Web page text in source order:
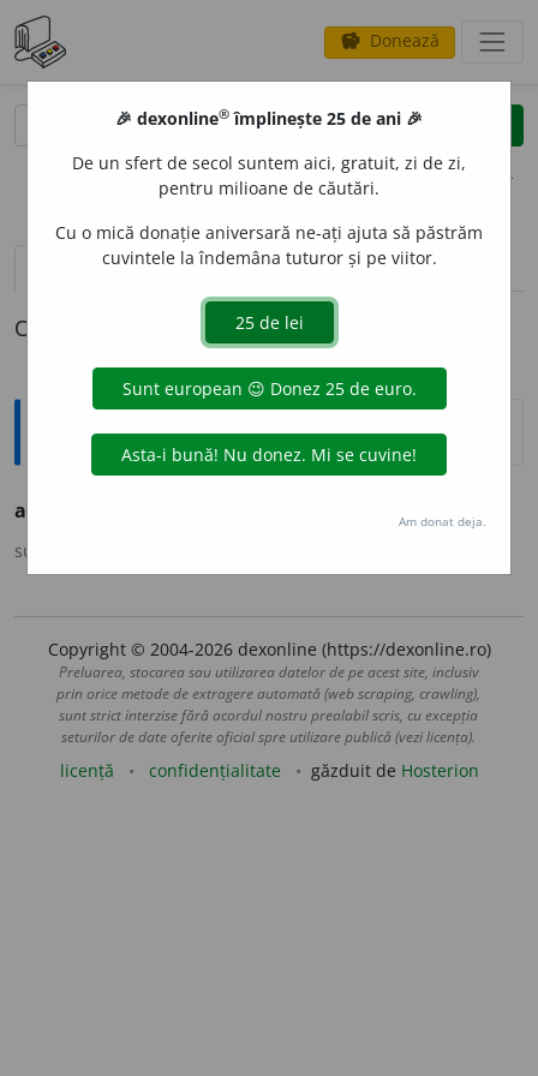
savings Donează
clear
opțiuni
definiții (1) declinări
O definiție pentru aborigenitate
Ortografice DOOM
aborigenit
sursa:
Copyright © 2004-2026 dexonline (https://dexonline.ro)
Preluarea, stocarea sau utilizarea datelor de pe acest site, inclusiv
prin orice metode de extragere automată (web scraping, crawling),
sunt strict interzise fără acordul nostru prealabil scris, cu excepția
seturilor de date oferite oficial spre utilizare publică (vezi licența).
licență confidențialitate găzduit de Hosterion
🎉 dexonline® împlinește 25 de ani 🎉
De un sfert de secol suntem aici, gratuit, zi de zi,
pentru milioane de căutări.
Cu o mică donație aniversară ne-ați ajuta să păstrăm
cuvintele la îndemâna tuturor și pe viitor.
Am donat deja.